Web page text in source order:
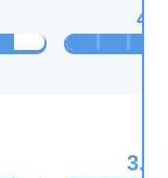
4
3.5